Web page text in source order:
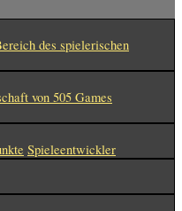
des spielerischen
von 505 Games
Spieleentwickler